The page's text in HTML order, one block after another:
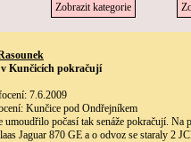
Zobrazit kategorie
v Kunčicích pokračují
7.6.2009
Kunčice pod Ondřejníkem
umoudřilo počasí tak senáže pokračují.
Jaguar 870 GE a o odvoz se staraly 2